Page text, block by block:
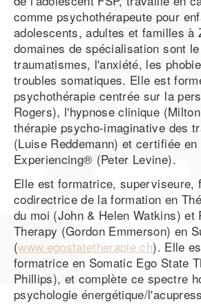
comme psychothérapeute pour
adolescents, adultes et familles à
domaines de spécialisation sont
traumatismes, l'anxiété, les
troubles somatiques. Elle est
psychothérapie centrée sur la
Rogers), l'hypnose clinique
thérapie psycho-imaginative des
(Luise Reddemann) et certifiée en
Experiencing® (Peter Levine).
Elle est formatrice, superviseure,
codirectrice de la formation en
du moi (John & Helen Watkins) et
Therapy (Gordon Emmerson) en
(www.egostatetherapie.ch). Elle
formatrice en Somatic Ego State
Phillips), et complète ce spectre
psychologie énergétique/